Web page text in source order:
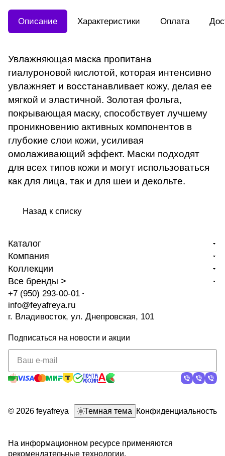
Описание Характеристики Оплата
Увлажняющая маска пропитана
гиалуроновой кислотой, которая интенсивно
увлажняет и восстанавливает кожу, делая ее
мягкой и эластичной. Золотая фольга,
покрывающая маску, способствует лучшему
проникновению активных компонентов в
глубокие слои кожи, усиливая
омолаживающий эффект. Маски подходят
для всех типов кожи и могут использоваться
как для лица, так и для шеи и декольте.
Назад к списку
Каталог
Компания
Коллекции
Все бренды >
+7 (950) 293-00-01
info@feyafreya.ru
г. Владивосток, ул. Днепровская, 101
Подписаться на новости и акции
© 2026 feyafreya Темная тема Конфиденциальность
На информационном ресурсе применяются
рекомендательные технологии.